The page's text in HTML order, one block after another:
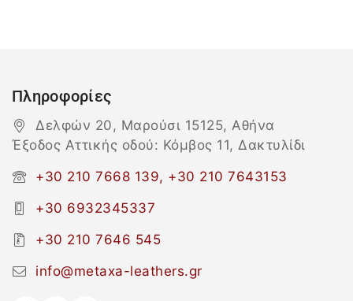
Πληροφορίες
Δελφών 20, Μαρούσι 15125, Αθήνα
Έξοδος Αττικής οδού: Κόμβος 11, Δακτυλίδι
+30 210 7668 139, +30 210 7643153
+30 6932345337
+30 210 7646 545
info@metaxa-leathers.gr